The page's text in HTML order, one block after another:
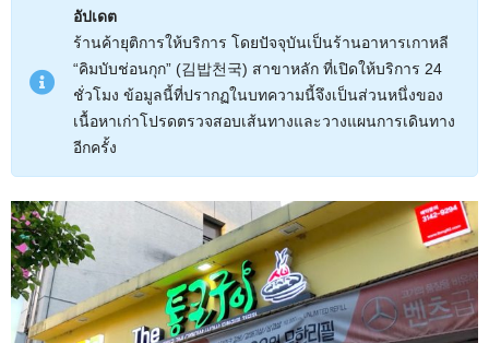
อัปเดต
ร้านค้ายุติการให้บริการ โดยปัจจุบันเป็นร้านอาหารเกาหลี
“คิมบับช่อนกุก” (김밥천국) สาขาหลัก ที่เปิดให้บริการ 24
ชั่วโมง ข้อมูลนี้ที่ปรากฏในบทความนี้จึงเป็นส่วนหนึ่งของ
เนื้อหาเก่าโปรดตรวจสอบเส้นทางและวางแผนการเดินทาง
อีกครั้ง